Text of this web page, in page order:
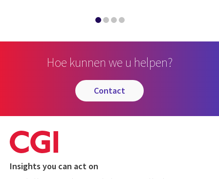
Hoe kunnen we u helpen?
contact
Insights you can act on